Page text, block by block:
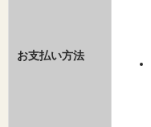
お支払い方法